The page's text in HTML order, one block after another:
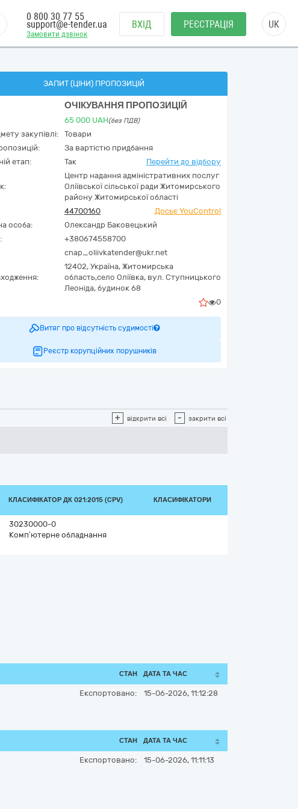
Замовити дзвінок
0 800 30 77 55
support@e-tender.ua ВХІД РЕЄСТРАЦІЯ UK
ЗАПИТ (ЦІНИ) ПРОПОЗИЦІЙ
ОЧІКУВАННЯ ПРОПОЗИЦІЙ
65 000 UAH(без ПДВ)
закупівлі:
Товари
За вартістю придбання
етап:
Так Перейти до відбору
Центр надання адміністративних послуг
Оліївської сільської ради Житомирського
району Житомирської області
44700160
Досьє YouControl
особа:
Олександр Баковецький
+380674558700
cnap_oliivkatender@ukr.net
12402, Україна, Житомирська
область,село Оліївка, вул. Ступницького
Леоніда, будинок 68
0
Витяг про відсутність судимості
Реєстр корупційних порушників
+ відкрити всі - закрити всі
КЛАСИФІКАТОР ДК 021:2015 (CPV) КЛАСИФІКАТОРИ
30230000-0
Комп’ютерне обладнання
СТАН ДАТА ТА ЧАС
Експортовано: 15-06-2026, 11:12:28
СТАН ДАТА ТА ЧАС
Експортовано: 15-06-2026, 11:11:13